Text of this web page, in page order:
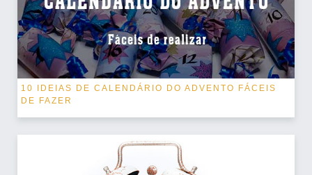
10 IDEIAS DE CALENDÁRIO DO ADVENTO FÁCEIS
DE FAZER